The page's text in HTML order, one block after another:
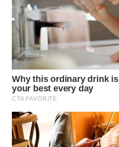
WN
BINJAI
WN
CIREBON
WN
WN
KUNINGAN